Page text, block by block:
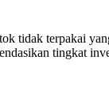
tidak terpakai
tingkat